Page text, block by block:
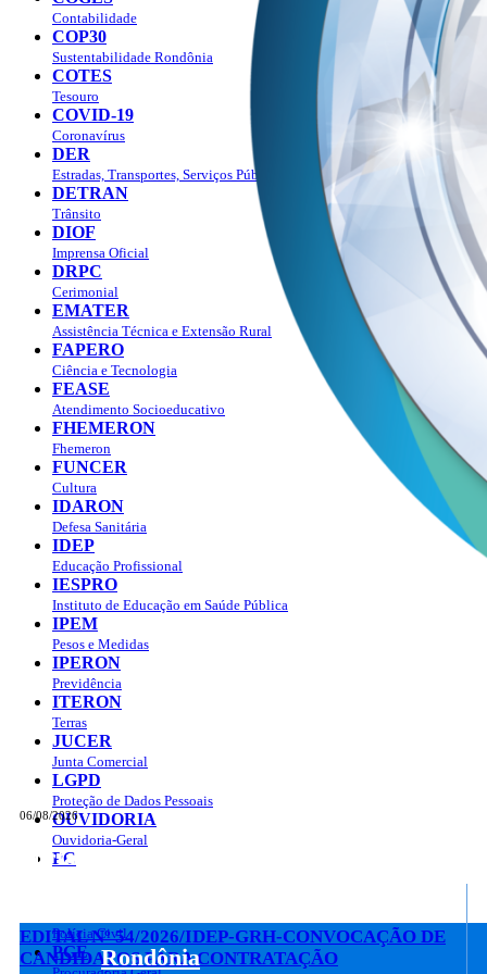
06/08/2026
Portal do Governo do
Rondônia
Contabilidade
COP30
Sustentabilidade Rondônia
COTES
Tesouro
COVID-19
Coronavírus
DER
Estradas, Transportes, Serviços Públicos
DETRAN
Trânsito
DIOF
Imprensa Oficial
DRPC
Cerimonial
EMATER
Assistência Técnica e Extensão Rural
FAPERO
Ciência e Tecnologia
FEASE
Atendimento Socioeducativo
FHEMERON
Fhemeron
FUNCER
Cultura
IDARON
Defesa Sanitária
IDEP
Educação Profissional
IESPRO
Instituto de Educação em Saúde Pública
IPEM
Pesos e Medidas
IPERON
Previdência
ITERON
Terras
JUCER
Junta Comercial
LGPD
Proteção de Dados Pessoais
OUVIDORIA
Ouvidoria-Geral
PC
Polícia Civil
PGE
EDITAL Nº 54/2026/IDEP-GRH-CONVOCAÇÃO DE
CANDIDATOS PARA CONTRATAÇÃO